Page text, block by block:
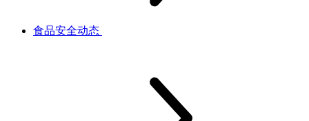
食品安全动态